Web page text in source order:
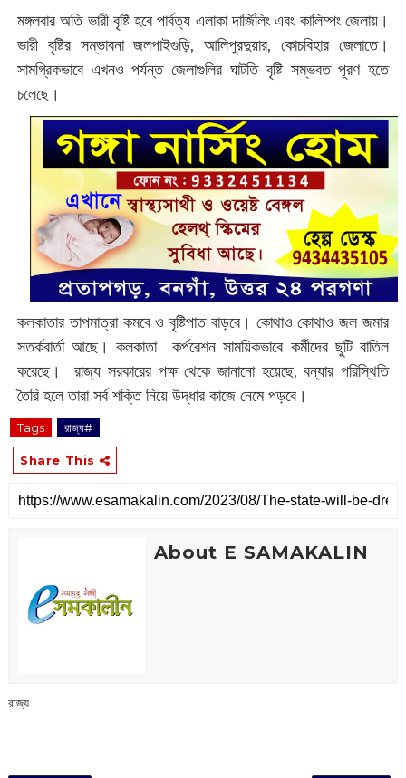
মঙ্গলবার অতি ভারী বৃষ্টি হবে পার্বত্য এলাকা দার্জিলিং এবং কালিম্পং জেলায়।
ভারী বৃষ্টির সম্ভাবনা জলপাইগুড়ি, আলিপুরদুয়ার, কোচবিহার জেলাতে।
সামগ্রিকভাবে এখনও পর্যন্ত জেলাগুলির ঘাটতি বৃষ্টি সম্ভবত পূরণ হতে
চলেছে।
কলকাতার তাপমাত্রা কমবে ও বৃষ্টিপাত বাড়বে। কোথাও কোথাও জল জমার
সতর্কবার্তা আছে। কলকাতা কর্পরেশন সাময়িকভাবে কর্মীদের ছুটি বাতিল
করেছে। রাজ্য সরকারের পক্ষ থেকে জানানো হয়েছে, বন্যার পরিস্থিতি
তৈরি হলে তারা সর্ব শক্তি নিয়ে উদ্ধার কাজে নেমে পড়বে।
Tags রাজ্য#
Share This
About E SAMAKALIN
রাজ্য